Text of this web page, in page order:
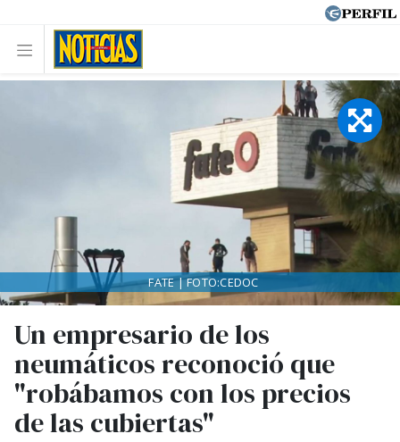
Un empresario de los
neumáticos reconoció que
"robábamos con los precios
de las cubiertas"
FATE | FOTO:CEDOC